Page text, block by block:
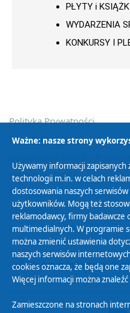
PŁYTY i
WYDARZENIA
KONKURSY I
Polityka Prywatności
Zasady korzystania z Serwisu
Cyfryzacja DAB+
Polityka ochrony danych
Abonament
Zamówienia publiczne
Biuletyn Informacji
Ważne: nasze strony
Używamy informacji
technologii m.in. w celach
dostosowania naszych
użytkowników. Mogą też
reklamodawcy, firmy badawcze
multimedialnych. W programie
można zmienić ustawienia
naszych serwisów
cookies oznacza, że będą one
Więcej informacji można znaleźć
Zamieszczone na stronach